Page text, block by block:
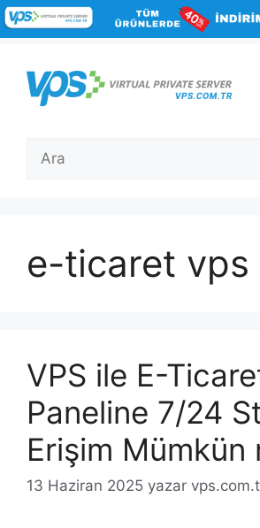
İçeriğe
atla
e-ticaret vps
VPS ile E-
Paneline 7/24
Erişim Mümkün
13 Haziran 2025 yazar